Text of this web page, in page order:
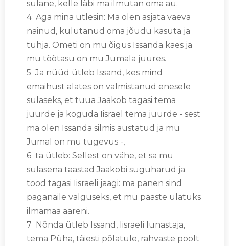
sulane, kelle läbi ma ilmutan oma au.
4 Aga mina ütlesin: Ma olen asjata vaeva
näinud, kulutanud oma jõudu kasuta ja
tühja. Ometi on mu õigus Issanda käes ja
mu töötasu on mu Jumala juures.
5 Ja nüüd ütleb Issand, kes mind
emaihust alates on valmistanud enesele
sulaseks, et tuua Jaakob tagasi tema
juurde ja koguda Iisrael tema juurde - sest
ma olen Issanda silmis austatud ja mu
Jumal on mu tugevus -,
6 ta ütleb: Sellest on vähe, et sa mu
sulasena taastad Jaakobi suguharud ja
tood tagasi Iisraeli jäägi: ma panen sind
paganaile valguseks, et mu pääste ulatuks
ilmamaa ääreni.
7 Nõnda ütleb Issand, Iisraeli lunastaja,
tema Püha, täiesti põlatule, rahvaste poolt